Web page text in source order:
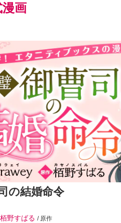
画
の結婚命令
栢野すばる / 原作